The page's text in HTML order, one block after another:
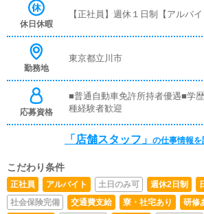
ピート率の向上】【キャストの
更新作業を行っていただきます。
を押すだけや、ブログの更新時
ば問題ありません。PCが苦手な
清掃・備品管理お客様やキャスト
休日休暇
【正社員】週休１日制【アルバ
勤務地
東京都立川市
応募資格
■普通自動車免許所持者優遇■学
種経験者歓迎
「店舗スタッフ」 の仕事情報を
こだわり条件
正社員 アルバイト 土日のみ可 週休2日制
社会保険完備
交通費支給 寮・社宅あり 研修